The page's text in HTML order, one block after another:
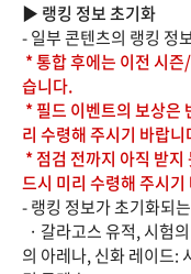
▶ 랭킹 정보 초기화
- 일부 콘텐츠의 랭킹 정
* 통합 후에는 이전 시
습니다.
* 필드 이벤트의 보상은
리 수령해 주시기 바랍니
* 점검 전까지 아직 받
드시 미리 수령해 주시
- 랭킹 정보가 초기화되
· 갈라고스 유적, 시험
의 아레나, 신화 레이드: